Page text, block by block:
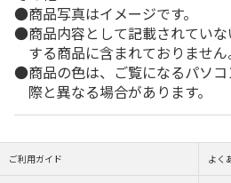
商品写真はイメージです。
商品内容として記載されてい
する商品に含まれておりません
商品の色は、ご覧になるパソ
際と異なる場合があります。
ご利用ガイド よく